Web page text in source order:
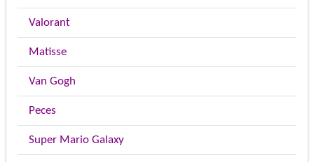
Valorant
Matisse
Van Gogh
Peces
Super Mario Galaxy